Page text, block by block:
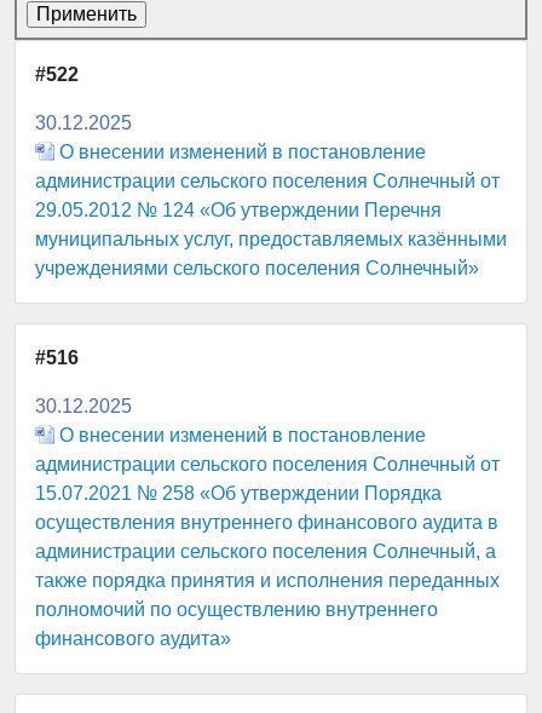
#522
30.12.2025
О внесении изменений в постановление
администрации сельского поселения Солнечный от
29.05.2012 № 124 «Об утверждении Перечня
муниципальных услуг, предоставляемых казёнными
учреждениями сельского поселения Солнечный»
#516
30.12.2025
О внесении изменений в постановление
администрации сельского поселения Солнечный от
15.07.2021 № 258 «Об утверждении Порядка
осуществления внутреннего финансового аудита в
администрации сельского поселения Солнечный, а
также порядка принятия и исполнения переданных
полномочий по осуществлению внутреннего
финансового аудита»